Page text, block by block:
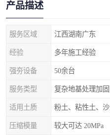
产品描述
服务区域 江西湖南广东
经验 多年施工经验
强夯设备 50余台
服务类型 复杂地基处理加固
适用土质 粉土、粘性土、
压缩模量 较大可达 20MPa